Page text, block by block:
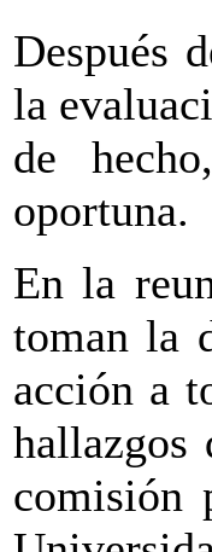
Después
la
de
oportuna.
En la
toman la
acción a
hallazgos
comisión